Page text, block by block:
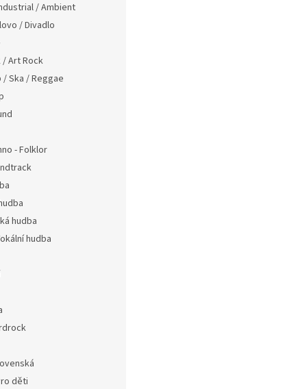
/ Ambient
/ Divadlo
/ Art Rock
/ Ska / Reggae
- Folklor
hudba
hudba
děti